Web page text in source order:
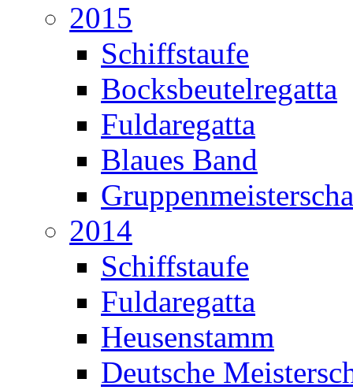
2015
Schiffstaufe
Bocksbeutelregatta
Fuldaregatta
Blaues Band
2014
Schiffstaufe
Fuldaregatta
Heusenstamm
Deutsche